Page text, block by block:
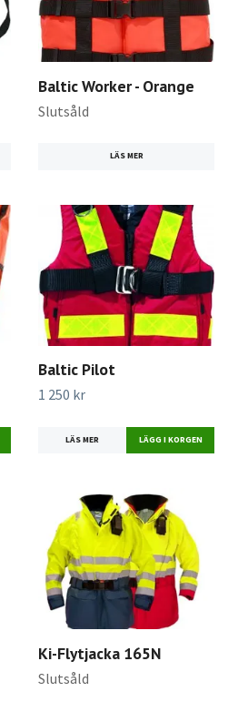
Baltic Worker - Orange
Slutsåld
LÄS MER
Baltic Pilot
1 250 kr
LÄS MER LÄGG I KORGEN
Ki-Flytjacka 165N
Slutsåld